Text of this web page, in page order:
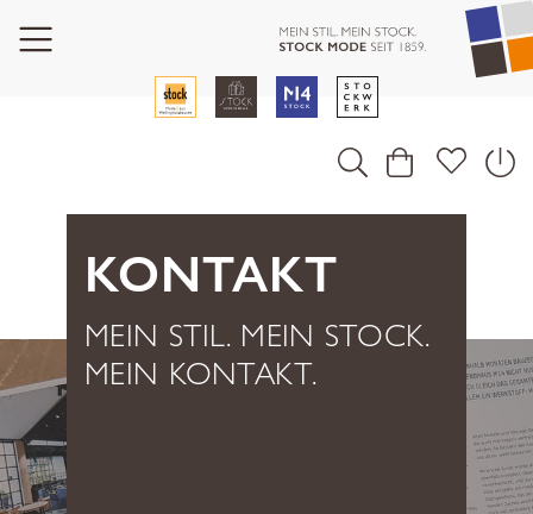
KONTAKT
MEIN STIL. MEIN STOCK.
MEIN KONTAKT.